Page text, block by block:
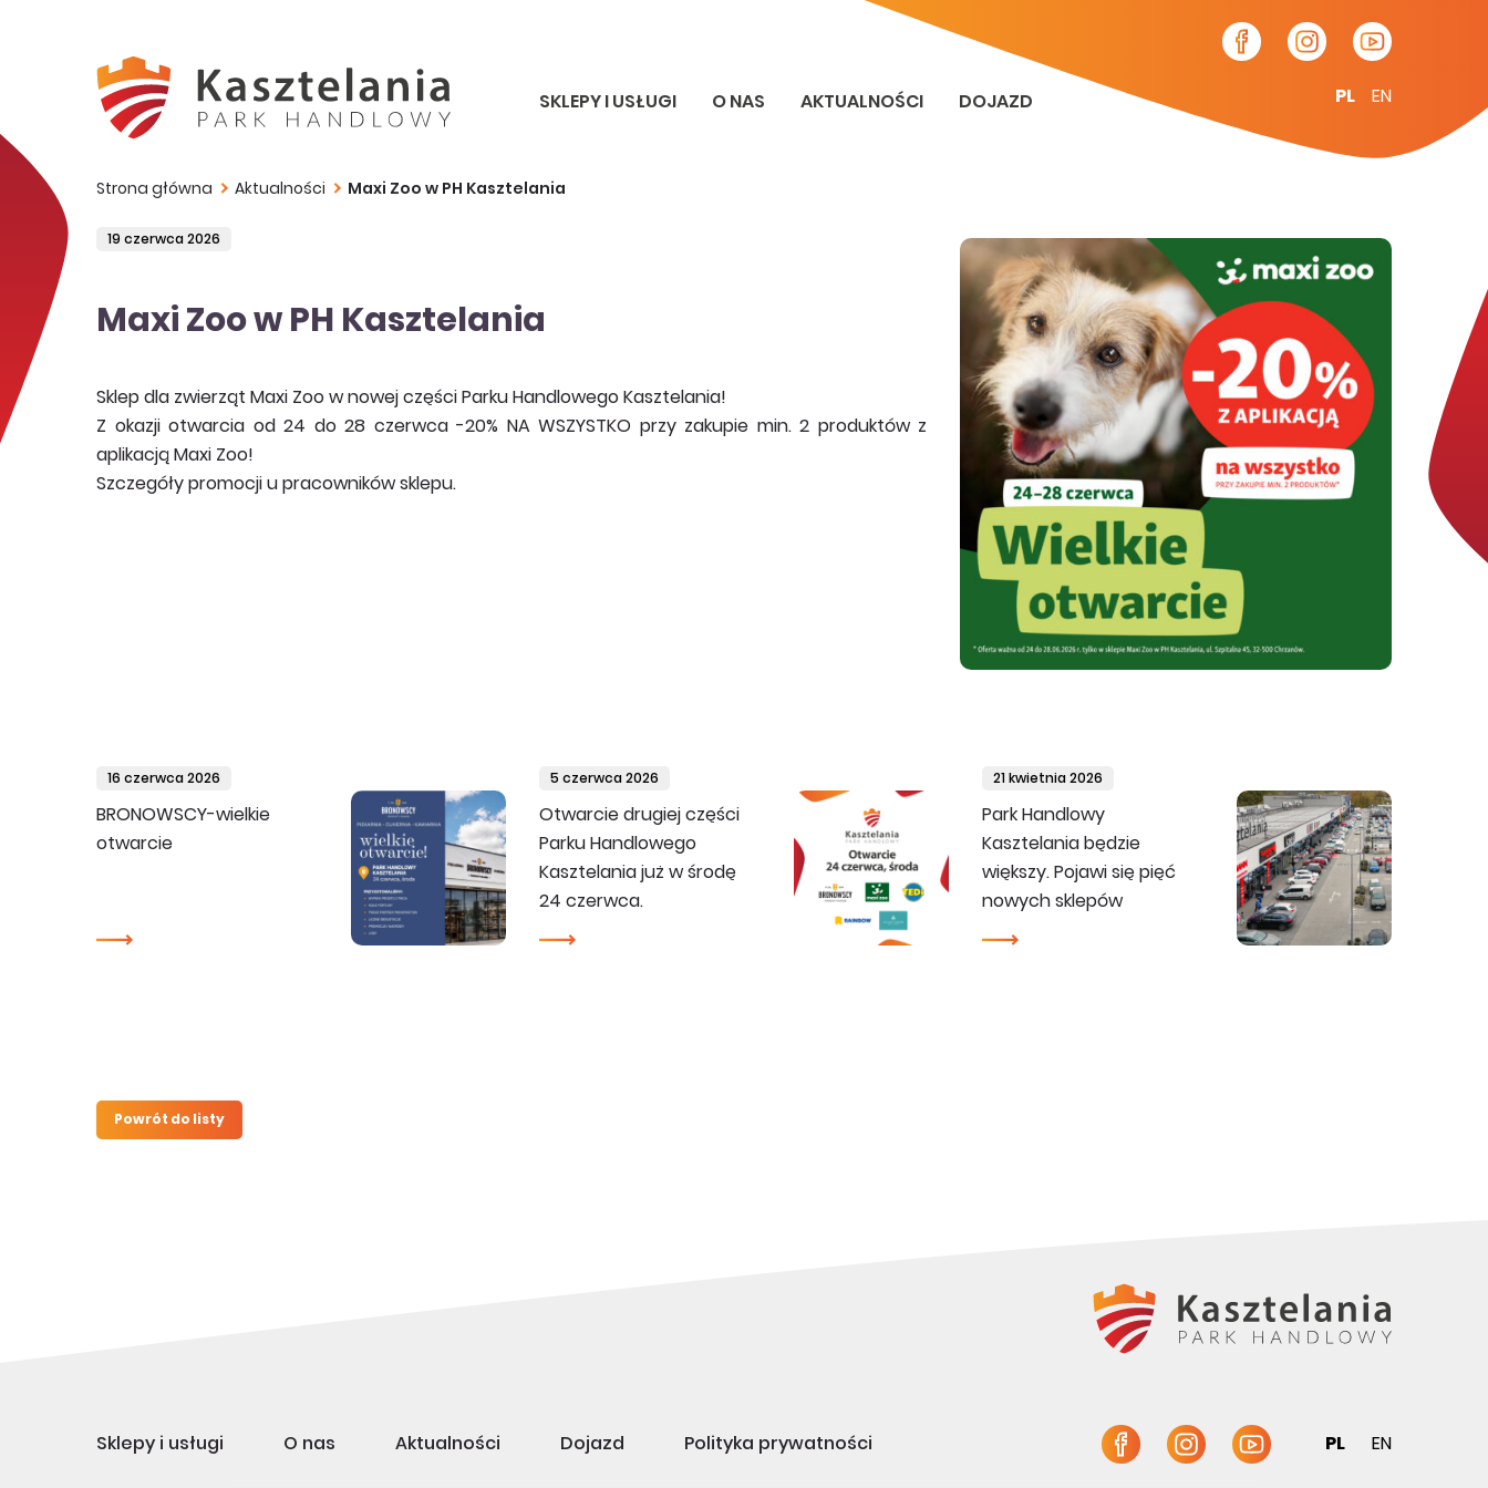
SKLEPY I USŁUGI O NAS AKTUALNOŚCI DOJAZD PL EN
Strona główna Aktualności Maxi Zoo w PH Kasztelania
19 czerwca 2026
Maxi Zoo w PH Kasztelania
Sklep dla zwierząt Maxi Zoo w nowej części Parku Handlowego Kasztelania!
Z okazji otwarcia od 24 do 28 czerwca -20% NA WSZYSTKO przy zakupie min. 2 produktów z
aplikacją Maxi Zoo!
Szczegóły promocji u pracowników sklepu.
16 czerwca 2026
BRONOWSCY-wielkie
otwarcie
5 czerwca 2026
Otwarcie drugiej części
Parku Handlowego
Kasztelania już w środę
24 czerwca.
21 kwietnia 2026
Park Handlowy
Kasztelania będzie
większy. Pojawi się pięć
nowych sklepów
Powrót do listy
Sklepy i usługi O nas Aktualności Dojazd Polityka prywatności PL EN